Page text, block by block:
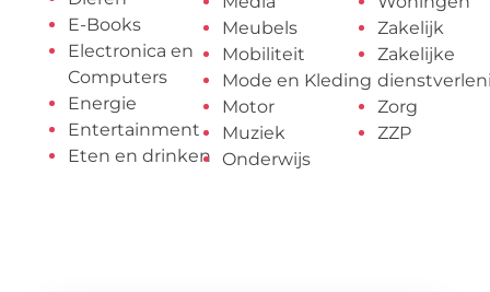
E-Books
Electronica en
Computers
Energie
Entertainment
Eten en drinken
Meubels
Mobiliteit
Mode en Kleding
Motor
Muziek
Onderwijs
Zakelijk
Zakelijke
Zorg
ZZP